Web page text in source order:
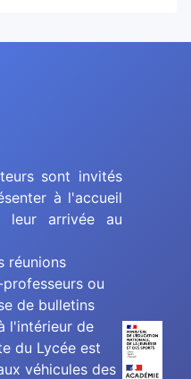
sont invités
à l'accueil
leur arrivée au
réunions
ou
de bulletins
l'intérieur de
du Lycée est
véhicules des